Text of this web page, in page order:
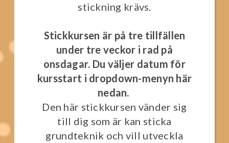
stickning krävs.
Stickkursen är på tre tillfällen
under tre veckor i rad på
onsdagar. Du väljer datum för
kursstart i dropdown-menyn här
nedan.
Den här stickkursen vänder sig
till dig som är kan sticka
grundteknik och vill utveckla